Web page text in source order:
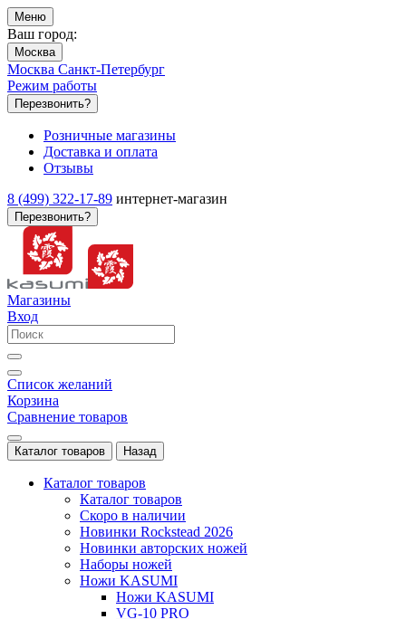
Меню
Ваш город:
Москва
Москва Санкт-Петербург
Режим работы
Перезвонить?
Розничные магазины
Доставка и оплата
Отзывы
8 (499) 322-17-89 интернет-магазин
Перезвонить?
Магазины
Вход
Список желаний
Корзина
Сравнение товаров
Каталог товаров Назад
Каталог товаров
Каталог товаров
Скоро в наличии
Новинки Rockstead 2026
Новинки авторских ножей
Наборы ножей
Ножи KASUMI
Ножи KASUMI
VG-10 PRO